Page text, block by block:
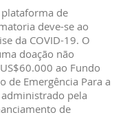
de
deve-se ao
da COVID-19. O
doação não
ao Fundo
de Emergência Para a
pela
de